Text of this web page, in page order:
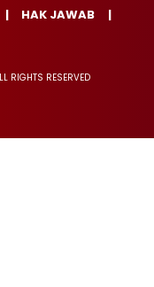
HAK JAWAB
RIGHTS RESERVED